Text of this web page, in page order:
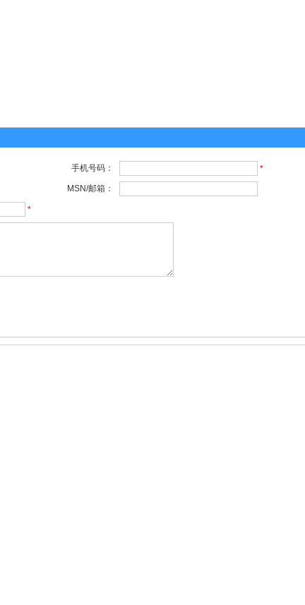
手机号码：
*
MSN/邮箱：
*